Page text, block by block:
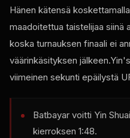
Hänen kätensä
maadoitettua taistelijaa siinä
koska turnauksen finaali ei
väärinkäsityksen
viimeinen sekunti epäilystä
Batbayar voitti Yin
kierroksen 1:48.